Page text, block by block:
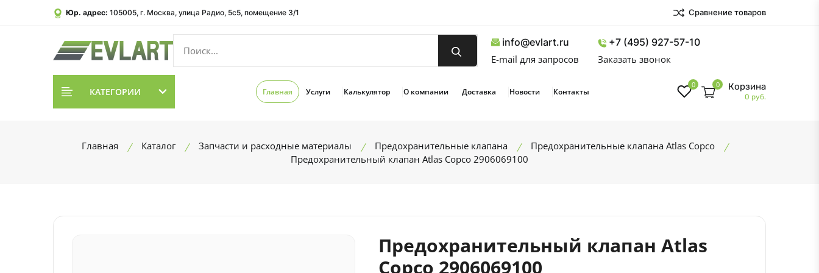
Юр. адрес: 105005, г. Москва, улица Радио, 5с5, помещение 3/1 Сравнение товаров
info@evlart.ru
E-mail для запросов
+7 (495) 927-57-10
Заказать звонок
КАТЕГОРИИ Главная Услуги Калькулятор О компании Доставка Новости Контакты
0 0 Корзина
0 руб.
Главная Каталог Запчасти и расходные материалы Предохранительные клапана
Предохранительные клапана Atlas Copco
Предохранительный клапан Atlas Copco 2906069100
Предохранительный клапан Atlas
Copco 2906069100